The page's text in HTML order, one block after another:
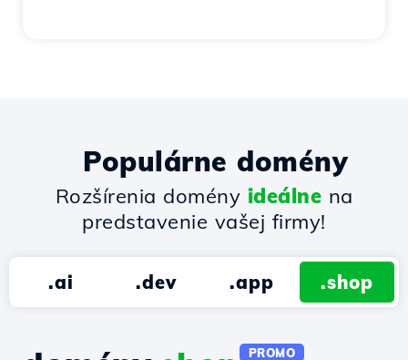
Populárne domény
Rozšírenia domény ideálne na
predstavenie vašej firmy!
.ai .dev .app .shop
PROMO